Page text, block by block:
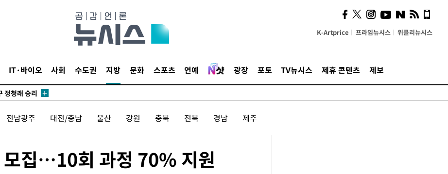
K-Artprice 프라임뉴시스 위클리뉴시스
IT·바이오 사회 수도권 지방 문화 스포츠 연예 광장 포토 TV뉴시스 제휴 콘텐츠 제보
승리…정청래
정청래 승리
김민석
리…50.30%
년 차에 첫
전남광주 대전/충남 울산 강원 충북 전북 경남 제주
모집…10회 과정 70% 지원
사이 해답 찾았죠"…알을
깨고 나온 '초자아'